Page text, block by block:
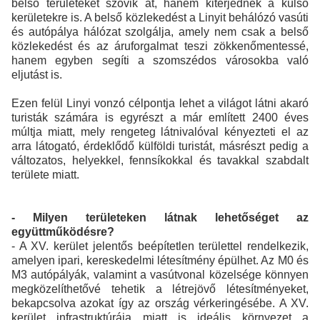
belső területeket szövik át, hanem kiterjednek a külső
kerületekre is. A belső közlekedést a Linyit behálózó vasúti
és autópálya hálózat szolgálja, amely nem csak a belső
közlekedést és az áruforgalmat teszi zökkenőmentessé,
hanem egyben segíti a szomszédos városokba való
eljutást is.
Ezen felül Linyi vonzó célpontja lehet a világot látni akaró
turisták számára is egyrészt a már említett 2400 éves
múltja miatt, mely rengeteg látnivalóval kényezteti el az
arra látogató, érdeklődő külföldi turistát, másrészt pedig a
változatos, helyekkel, fennsíkokkal és tavakkal szabdalt
területe miatt.
- Milyen területeken látnak lehetőséget az
együttműködésre?
- A XV. kerület jelentős beépítetlen területtel rendelkezik,
amelyen ipari, kereskedelmi létesítmény épülhet. Az M0 és
M3 autópályák, valamint a vasútvonal közelsége könnyen
megközelíthetővé tehetik a létrejövő létesítményeket,
bekapcsolva azokat így az ország vérkeringésébe. A XV.